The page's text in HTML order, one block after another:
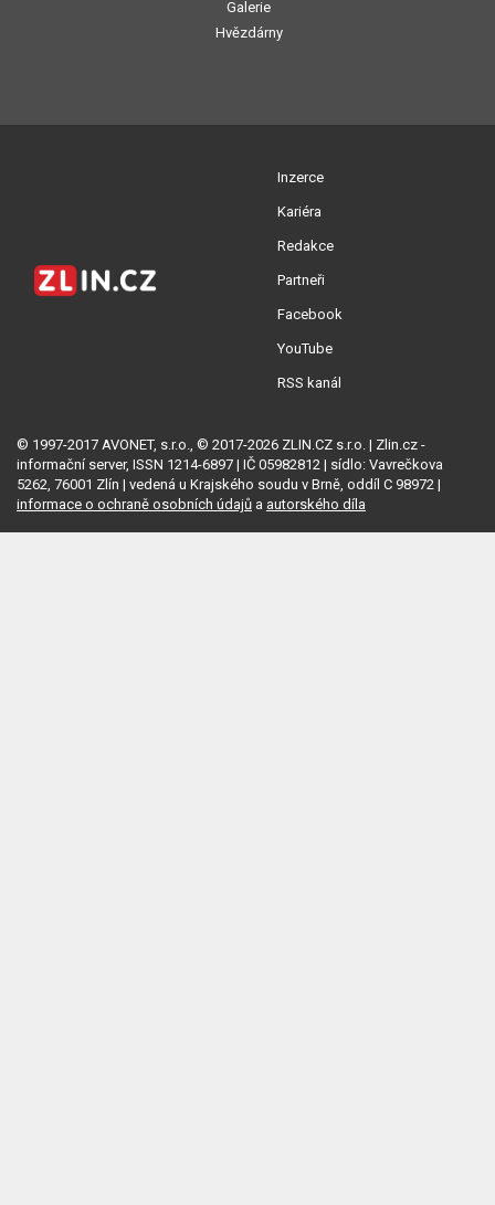
Galerie
Hvězdárny
Inzerce
Kariéra
Redakce
Partneři
Facebook
YouTube
RSS kanál
© 1997-2017 AVONET, s.r.o., © 2017-2026 ZLIN.CZ s.r.o. | Zlin.cz -
informační server, ISSN 1214-6897 | IČ 05982812 | sídlo: Vavrečkova
5262, 76001 Zlín | vedená u Krajského soudu v Brně, oddíl C 98972 |
informace o ochraně osobních údajů a autorského díla